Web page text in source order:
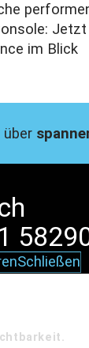
im Blick
Schließen